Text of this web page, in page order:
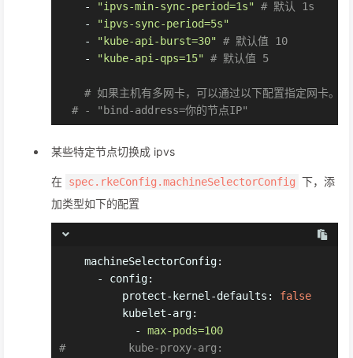
-
"ipvs-min-sync-period=1s" # 默认 1s
-
"ipvs-sync-period=5s"
-
"kube-api-burst=30" # 默认值 10
-
"kube-api-qps=15" # 默认值 5
# 如果主机有多网卡，可以通过以下配置指定网卡。
# - "bind-address=你的节点IP"
某些特定节点切换成 ipvs
在 spec.rkeConfig.machineSelectorConfig 下，添
加类型如下的配置
machineSelectorConfig:
-
config:
protect-kernel-defaults:
false
kubelet-arg:
-
max-pods=100
#          kube-proxy-arg: